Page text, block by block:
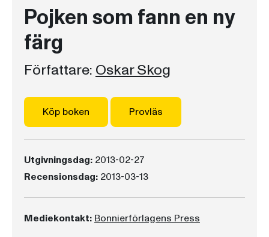
Pojken som fann en ny
färg
Författare: Oskar Skog
Köp boken Provläs
Utgivningsdag: 2013-02-27
Recensionsdag: 2013-03-13
Mediekontakt: Bonnierförlagens Press